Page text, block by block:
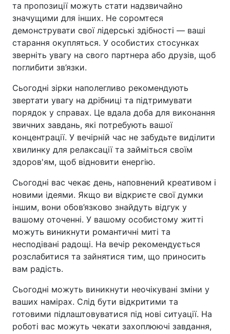
та пропозиції можуть стати надзвичайно
значущими для інших. Не соромтеся
демонструвати свої лідерські здібності — ваші
старання окупляться. У особистих стосунках
зверніть увагу на свого партнера або друзів, щоб
поглибити зв’язки.
Сьогодні зірки наполегливо рекомендують
звертати увагу на дрібниці та підтримувати
порядок у справах. Це вдала доба для виконання
звичних завдань, які потребують вашої
концентрації. У вечірній час не забудьте виділити
хвилинку для релаксації та займіться своїм
здоров'ям, щоб відновити енергію.
Сьогодні вас чекає день, наповнений креативом і
новими ідеями. Якщо ви відкриєте свої думки
іншим, вони обов’язково знайдуть відгук у
вашому оточенні. У вашому особистому житті
можуть виникнути романтичні миті та
несподівані радощі. На вечір рекомендується
розслабитися та зайнятися тим, що приносить
вам радість.
Сьогодні можуть виникнути неочікувані зміни у
ваших намірах. Слід бути відкритими та
готовими підлаштовуватися під нові ситуації. На
роботі вас можуть чекати захоплюючі завдання,